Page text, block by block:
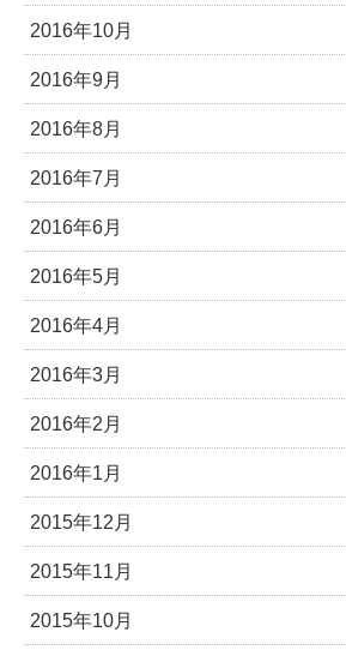
2016年10月
2016年9月
2016年8月
2016年7月
2016年6月
2016年5月
2016年4月
2016年3月
2016年2月
2016年1月
2015年12月
2015年11月
2015年10月